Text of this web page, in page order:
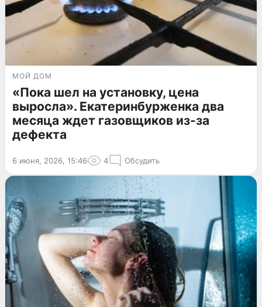
МОЙ ДОМ
«Пока шел на установку, цена
выросла». Екатеринбурженка два
месяца ждет газовщиков из-за
дефекта
6 июня, 2026, 15:46 4 Обсудить